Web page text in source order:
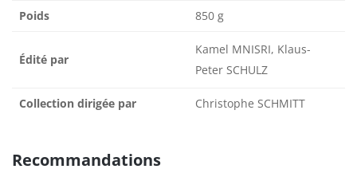
Poids 850 g
Édité par
Kamel MNISRI, Klaus-
Peter SCHULZ
Collection dirigée par Christophe SCHMITT
Recommandations